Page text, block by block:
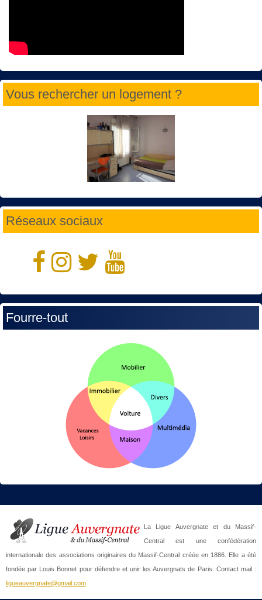
Vous rechercher un logement ?
Réseaux sociaux
Fourre-tout
La Ligue Auvergnate et du Massif-
Central est une confédération
internationale des associations originaires du Massif-Central créée en 1886. Elle a été
fondée par Louis Bonnet pour défendre et unir les Auvergnats de Paris. Contact mail :
ligueauvergnate@gmail.com